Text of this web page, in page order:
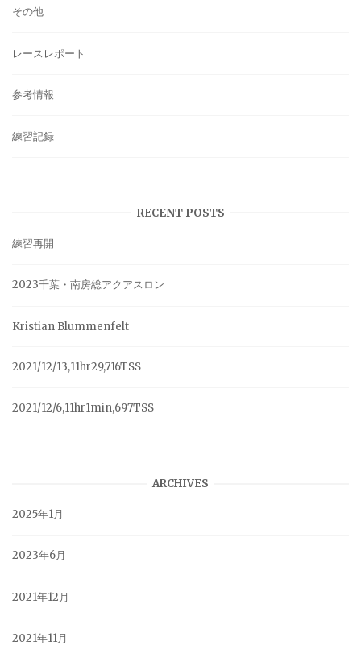
その他
レースレポート
参考情報
練習記録
RECENT POSTS
練習再開
2023千葉・南房総アクアスロン
Kristian Blummenfelt
2021/12/13,11hr29,716TSS
2021/12/6,11hr1min,697TSS
ARCHIVES
2025年1月
2023年6月
2021年12月
2021年11月